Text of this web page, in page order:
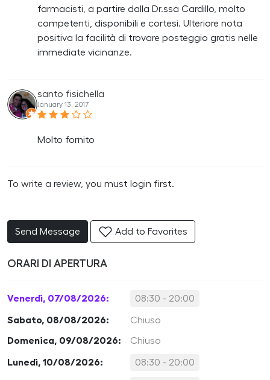
farmacisti, a partire dalla Dr.ssa Cardillo, molto
competenti, disponibili e cortesi. Ulteriore nota
positiva la facilità di trovare posteggio gratis nelle
immediate vicinanze.
santo fisichella
January 13, 2017
Molto fornito
To write a review, you must login first.
Send Message Add to Favorites
ORARI DI APERTURA
Venerdì, 07/08/2026: 08:30 - 20:00
Sabato, 08/08/2026: Chiuso
Domenica, 09/08/2026: Chiuso
Lunedì, 10/08/2026: 08:30 - 20:00